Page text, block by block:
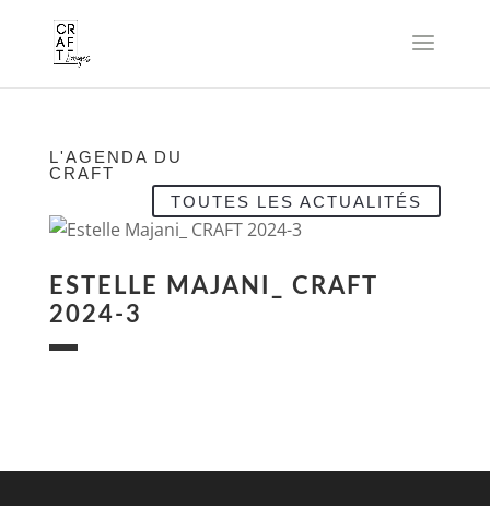
L'AGENDA DU
CRAFT
TOUTES LES ACTUALITÉS
ESTELLE MAJANI_ CRAFT
2024-3